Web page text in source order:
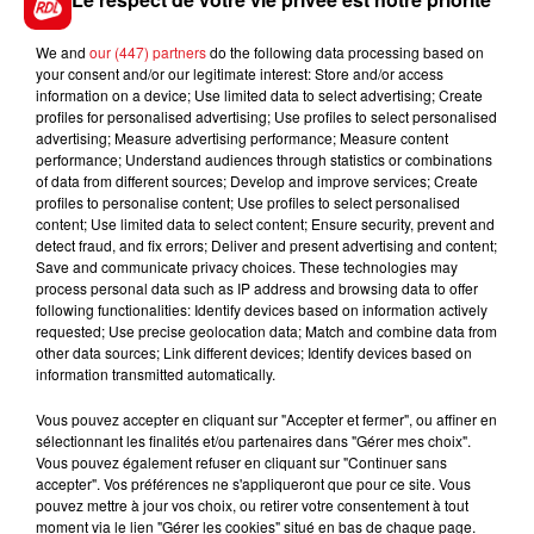
FIL D'ACTUS
15 juillet 2026
BÉTHUNE: ENQUÊTE POUR HOMICIDE
VOLONTAIRE EN COURS, APRÈS LA...
Selon les premiers éléments, le logement servait
à des prostituées
We and our (447) partnersdo the following data processing based on
your consent and/or our legitimate interest: Store and/or access
information on a device; Use limited data to select advertising; Create
profiles for personalised advertising; Use profiles to select personalised
advertising; Measure advertising performance; Measure content
performance; Understand audiences through statistics or combinations
of data from different sources; Develop and improve services; Create
profiles to personalise content; Use profiles to select personalised
content; Use limited data to select content; Ensure security, prevent and
detect fraud, and fix errors; Deliver and present advertising and content;
Save and communicate privacy choices. These technologies may
process personal data such as IP address and browsing data to offer
following functionalities: Identify devices based on information actively
requested; Use precise geolocation data; Match and combine data from
other data sources; Link different devices; Identify devices based on
information transmitted automatically.
Vous pouvez accepter en cliquant sur "Accepter et fermer", ou affiner en
sélectionnant les finalités et/ou partenaires dans "Gérer mes choix".
Vous pouvez également refuser en cliquant sur "Continuer sans
accepter". Vos préférences ne s'appliqueront que pour ce site. Vous
pouvez mettre à jour vos choix, ou retirer votre consentement à tout
moment via le lien "Gérer les cookies" situé en bas de chaque page.